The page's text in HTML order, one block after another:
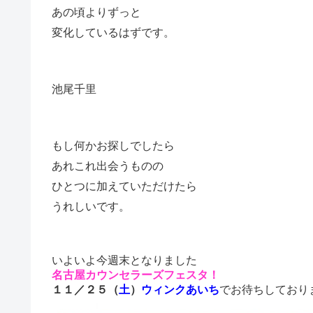
あの頃よりずっと
変化しているはずです。
池尾千里
もし何かお探しでしたら
あれこれ出会うものの
ひとつに加えていただけたら
うれしいです。
いよいよ今週末となりました
名古屋カウンセラーズフェスタ！
１１／２５（土） ウィンクあいちでお待ちしており